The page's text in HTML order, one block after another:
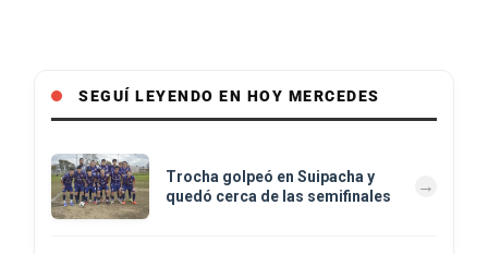
SEGUÍ LEYENDO EN HOY MERCEDES
Trocha golpeó en Suipacha y
quedó cerca de las semifinales